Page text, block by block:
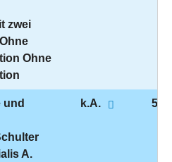
zwei
Ohne
und
A.
k.A. 5-